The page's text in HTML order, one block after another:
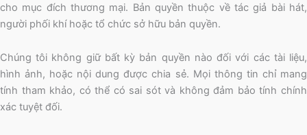
cho mục đích thương mại. Bản quyền thuộc về tác giả bài hát,
người phối khí hoặc tổ chức sở hữu bản quyền.
Chúng tôi không giữ bất kỳ bản quyền nào đối với các tài liệu,
hình ảnh, hoặc nội dung được chia sẻ. Mọi thông tin chỉ mang
tính tham khảo, có thể có sai sót và không đảm bảo tính chính
xác tuyệt đối.